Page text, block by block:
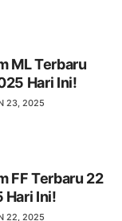
ML Terbaru
Hari Ini!
23, 2025
FF Terbaru 22
Hari Ini!
22, 2025